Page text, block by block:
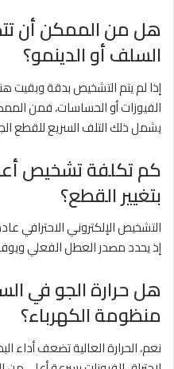
هل من الممكن أن
السلف أو الدينمو؟
إذا لم يتم التشخيص بدقة وبقيت
الفيوزات أو الحساسات، فمن
يشمل ذلك التلف السريع للقطع
كم تكلفة تشخيص
بتغيير القطع؟
التشخيص الإلكتروني الاحترافي
إذ يحدد مصدر العطل الفعلي
هل حرارة الجو في
منظومة الكهرباء؟
نعم، الحرارة العالية تضعف أداء